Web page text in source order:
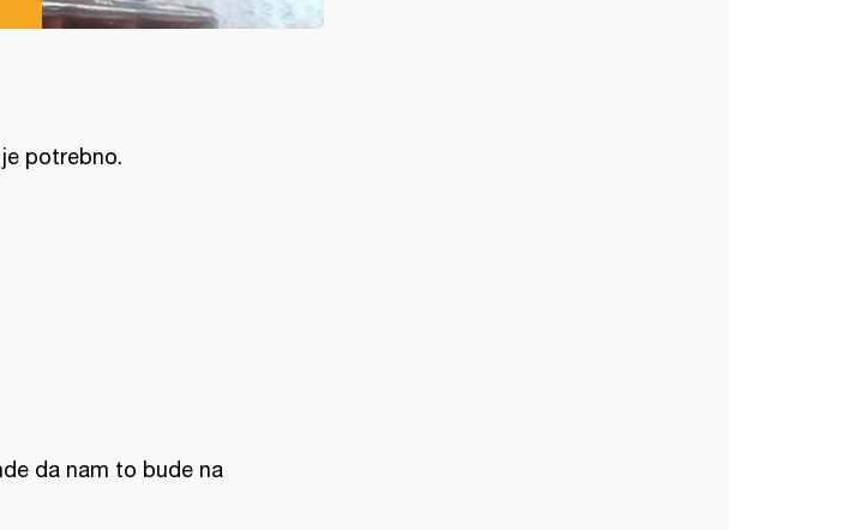
potrebno.
da nam to bude na